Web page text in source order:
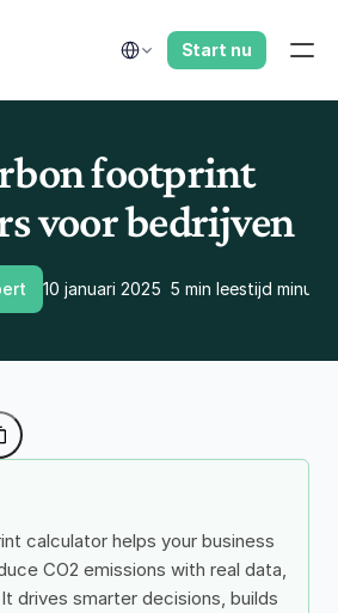
Select Language
Start nu
footprint
voor bedrijven
10 januari 2025 5 min leestijd
calculator helps your business
CO2 emissions with real data,
drives smarter decisions, builds